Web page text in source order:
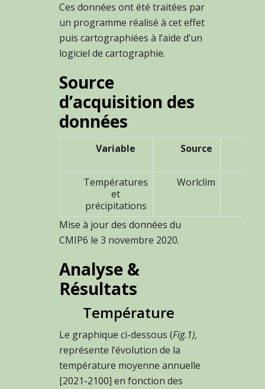
Ces données ont été traitées par
un programme réalisé à cet effet
puis cartographiées à l’aide d’un
logiciel de cartographie.
Source
d’acquisition des
données
Variable Source
Températures
et
précipitations
Worlclim
Mise à jour des données du
CMIP6 le 3 novembre 2020.
Analyse &
Résultats
Température
Le graphique ci-dessous (Fig.1),
représente l’évolution de la
température moyenne annuelle
[2021-2100] en fonction des